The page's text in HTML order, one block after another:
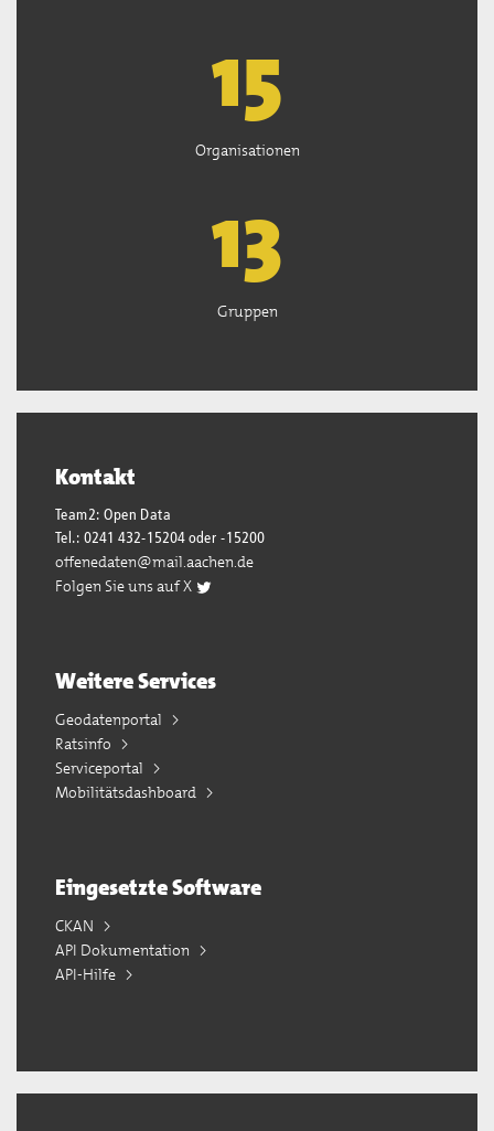
15
Organisationen
13
Gruppen
Kontakt
Team2: Open Data
Tel.: 0241 432-15204 oder -15200
offenedaten@mail.aachen.de
Folgen Sie uns auf X
Weitere Services
Geodatenportal
Ratsinfo
Serviceportal
Mobilitätsdashboard
Eingesetzte Software
CKAN
API Dokumentation
API-Hilfe